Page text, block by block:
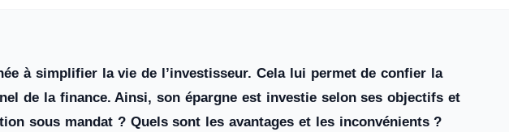
à simplifier la vie de l’investisseur. Cela lui permet de confier la
de la finance. Ainsi, son épargne est investie selon ses objectifs et
sous mandat ? Quels sont les avantages et les inconvénients ?